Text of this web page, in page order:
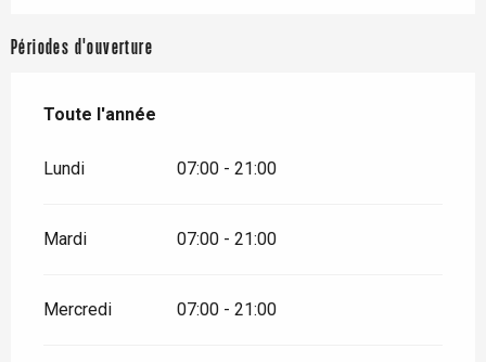
Périodes d'ouverture
Toute l'année
Toute l'année
Lundi 07:00 - 21:00
Mardi 07:00 - 21:00
Mercredi 07:00 - 21:00